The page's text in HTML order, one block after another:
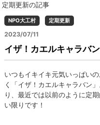
定期更新の記事
NPO大工村 定期更新
2023/07/11
イザ！カエルキャラバ
いつもイキイキ元気いっぱい
く
「イザ！カエルキャラバン
り、最近では以前のように定
い限りです！